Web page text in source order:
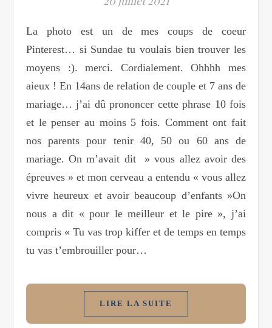
La photo est un de mes coups de coeur
Pinterest… si Sundae tu voulais bien trouver les
moyens :). merci. Cordialement. Ohhhh mes
aieux ! En 14ans de relation de couple et 7 ans de
mariage… j’ai dû prononcer cette phrase 10 fois
et le penser au moins 5 fois. Comment ont fait
nos parents pour tenir 40, 50 ou 60 ans de
mariage. On m’avait dit » vous allez avoir des
épreuves » et mon cerveau a entendu « vous allez
vivre heureux et avoir beaucoup d’enfants »On
nous a dit « pour le meilleur et le pire », j’ai
compris « Tu vas trop kiffer et de temps en temps
tu vas t’embrouiller pour…
LIRE LA SUITE